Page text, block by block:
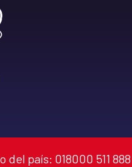
del país: 018000 511 888